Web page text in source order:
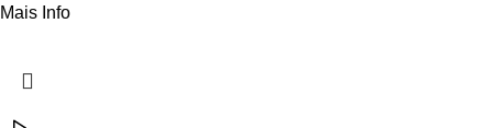
Mais Info